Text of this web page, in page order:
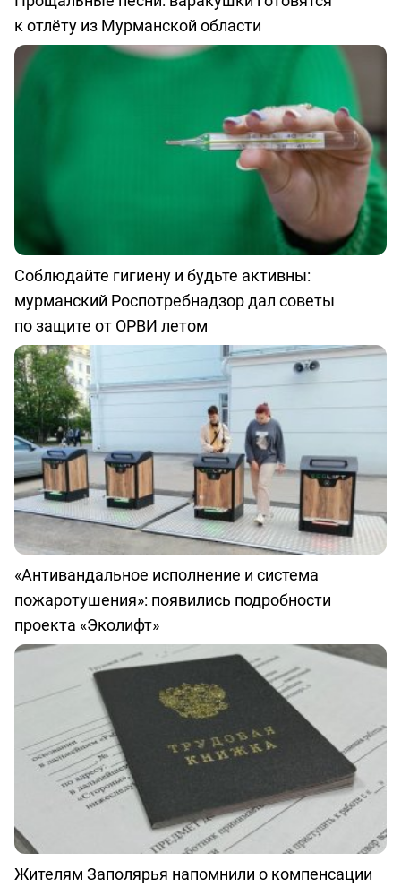
к отлёту из Мурманской области
Соблюдайте гигиену и будьте активны:
мурманский Роспотребнадзор дал советы
по защите от ОРВИ летом
«Антивандальное исполнение и система
пожаротушения»: появились подробности
проекта «Эколифт»
Жителям Заполярья напомнили о компенсации